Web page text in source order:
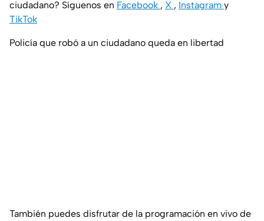
ciudadano? Síguenos en Facebook , X , Instagram y
TikTok
Policía que robó a un ciudadano queda en libertad
También puedes disfrutar de la programación en vivo de